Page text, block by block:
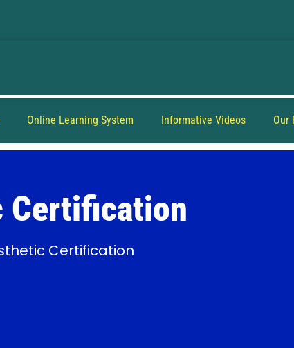
Online Learning System Informative Videos Our
Certification
Certification